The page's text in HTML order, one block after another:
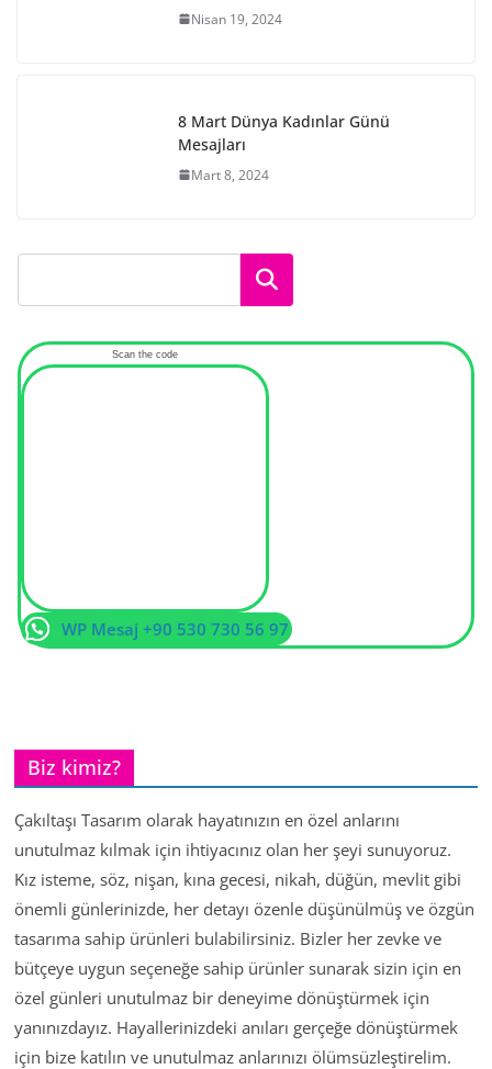
Nisan 19, 2024
8 Mart Dünya Kadınlar Günü
Mesajları
Mart 8, 2024
Ara
Scan the code
WP Mesaj +90 530 730 56 97
Biz kimiz?
Çakıltaşı Tasarım olarak hayatınızın en özel anlarını
unutulmaz kılmak için ihtiyacınız olan her şeyi sunuyoruz.
Kız isteme, söz, nişan, kına gecesi, nikah, düğün, mevlit gibi
önemli günlerinizde, her detayı özenle düşünülmüş ve özgün
tasarıma sahip ürünleri bulabilirsiniz. Bizler her zevke ve
bütçeye uygun seçeneğe sahip ürünler sunarak sizin için en
özel günleri unutulmaz bir deneyime dönüştürmek için
yanınızdayız. Hayallerinizdeki anıları gerçeğe dönüştürmek
için bize katılın ve unutulmaz anlarınızı ölümsüzleştirelim.